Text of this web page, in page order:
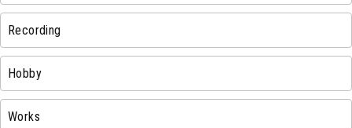
Recording
Hobby
Works